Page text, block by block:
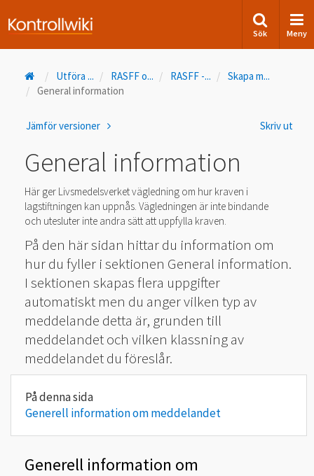
Sök Meny
Utföra... RASFF o... RASFF -... Skapa m...
General information
Skriv ut
Jämför versioner
General information
Här ger Livsmedelsverket vägledning om hur kraven i
lagstiftningen kan uppnås. Vägledningen är inte bindande
och utesluter inte andra sätt att uppfylla kraven.
På den här sidan hittar du information om
hur du fyller i sektionen General information.
I sektionen skapas flera uppgifter
automatiskt men du anger vilken typ av
meddelande detta är, grunden till
meddelandet och vilken klassning av
meddelandet du föreslår.
Generell information om meddelandet
Generell information om